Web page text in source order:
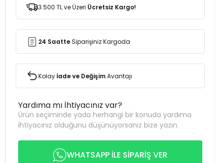
3.500 TL ve Üzeri Ücretsiz Kargo!
24 SaatteSiparişiniz Kargoda
Kolayİade ve DeğişimAvantajı
Yardıma mı İhtiyacınız var?
Ürün seçiminde yada herhangi bir konuda yardıma
ihtiyacınız olduğunu düşünüyorsanız bize yazın.
WHATSAPP İLE SİPARİŞ VER